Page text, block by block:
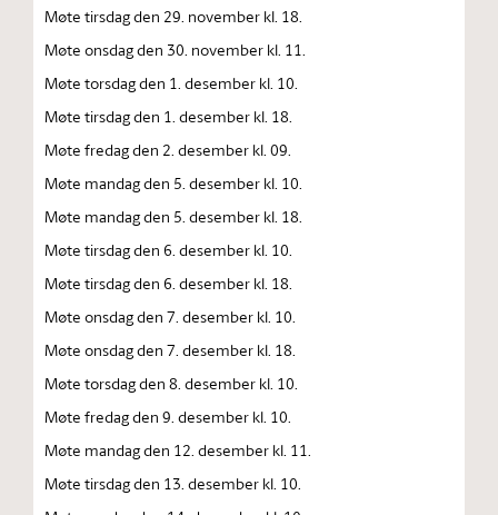
Møte tirsdag den 29. november kl. 18.
Møte onsdag den 30. november kl. 11.
Møte torsdag den 1. desember kl. 10.
Møte tirsdag den 1. desember kl. 18.
Møte fredag den 2. desember kl. 09.
Møte mandag den 5. desember kl. 10.
Møte mandag den 5. desember kl. 18.
Møte tirsdag den 6. desember kl. 10.
Møte tirsdag den 6. desember kl. 18.
Møte onsdag den 7. desember kl. 10.
Møte onsdag den 7. desember kl. 18.
Møte torsdag den 8. desember kl. 10.
Møte fredag den 9. desember kl. 10.
Møte mandag den 12. desember kl. 11.
Møte tirsdag den 13. desember kl. 10.